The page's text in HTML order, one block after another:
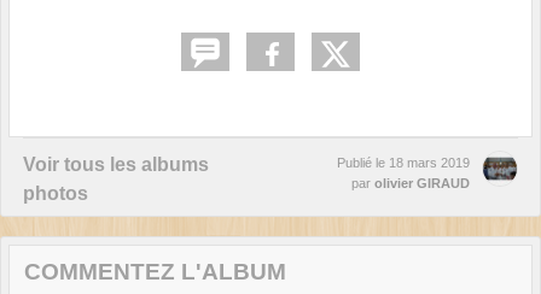
Voir tous les albums
photos
Publié le 18 mars 2019
par olivier GIRAUD
COMMENTEZ L'ALBUM